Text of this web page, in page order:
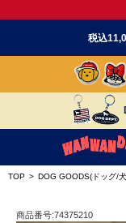
税込
TOP > DOG GOODS(ドッグ/
商品番号:74375210